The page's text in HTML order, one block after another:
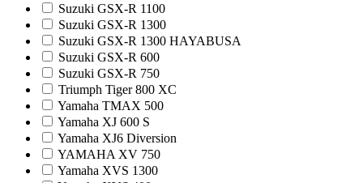
Suzuki GSX-R 1100
Suzuki GSX-R 1300
Suzuki GSX-R 1300 HAYABUSA
Suzuki GSX-R 600
Suzuki GSX-R 750
Triumph Tiger 800 XC
Yamaha TMAX 500
Yamaha XJ 600 S
Yamaha XJ6 Diversion
YAMAHA XV 750
Yamaha XVS 1300